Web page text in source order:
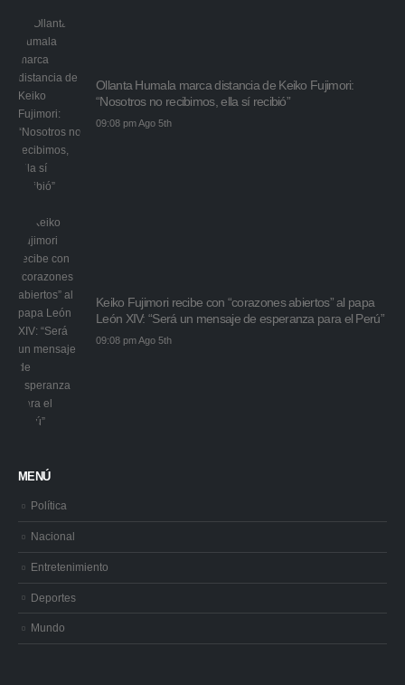
Ollanta Humala marca distancia de Keiko Fujimori:
“Nosotros no recibimos, ella sí recibió”
09:08 pm Ago 5th
Keiko Fujimori recibe con “corazones abiertos” al papa
León XIV: “Será un mensaje de esperanza para el Perú”
09:08 pm Ago 5th
MENÚ
Política
Nacional
Entretenimiento
Deportes
Mundo